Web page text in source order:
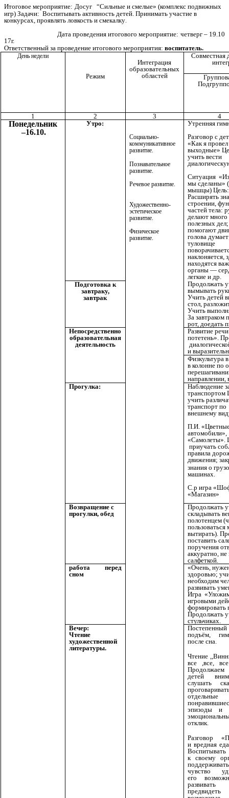
Итоговое мероприятие: Досуг “Сильные и смелые» (комплекс подвижных
игр) Задачи: Воспитывать активность детей. Принимать участие в
конкурсах, проявлять ловкость и смекалку.
Дата проведения итогового мероприятие: четверг – 19.10
17г.
Ответственный за проведение итогового мероприятия: воспитатель.
День недели
Режим
Интеграция
образовательных
областей
Совместная
1 2 3 4
Понедельник
–16.10.
Утро:
Социально-
коммуникативное
развитие.
Познавательное
развитие.
Речевое развитие.
Художественно-
эстетическое
развитие.
Физическое
развитие.
Утренняя
Разговор с
«Как я провел
выходные»
учить вести
Ситуация
мы сделаны»
мышцы) Цель:
Расширять
строении,
частей тела:
делают много
полезных
помогают
голова
туловище
наклоняется,
находятся
органы —
легкие и др.
Подготовка к
завтраку,
завтрак
Продолжать
вымывать
Учить детей
стол,
Учить
За завтраком
рот, доедать
Непосредственно
образовательная
деятельность
Развитие
потетень».
и
Физкультура
в колонне по
направлении,
Прогулка:
Наблюдение
транспортом
учить
транспорт по
внешнему
П.И.
автомобили»,
«Самолеты».
приучать
правила
движения;
знания о
машинах.
С.р игра
«Магазин»
Возвращение с
прогулки, обед
Продолжать
складывать
полотенцем
вытирать).
поставить
поручения
аккуратно,
салфеткой.
работа перед
сном
«Очень,
здоровью;
необходим
развивать
Игра
игровыми
формировать
Продолжать
стульчиках.
Вечер:
Чтение
художественной
литературы.
Постепенный
подъём,
после сна.
Чтение
все ,все,
детей
слушать
отдельные
эпизоды и
отклик.
Разговор
и вредная
к своему
поддерживать
чувство
его
развивать
предвидеть